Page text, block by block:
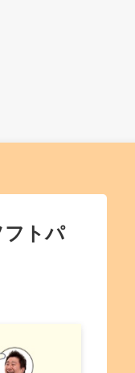
フトパ